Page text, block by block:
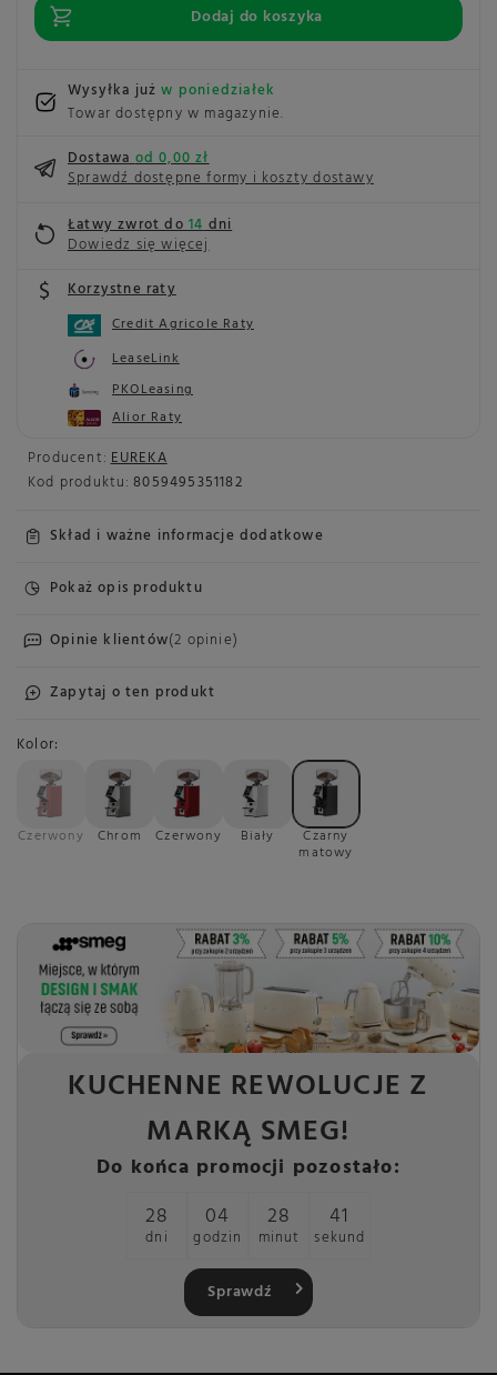
Producent: EUREKA
Kod produktu: 8059495351182
Skład i ważne informacje dodatkowe
Pokaż opis produktu
Opinie klientów(2 opinie)
Zapytaj o ten produkt
Kolor
Czerwony Chrom Czerwony Biały Czarny
matowy
Dodaj do koszyka
Wysyłka jużw poniedziałek
Towar dostępny w magazynie
Dostawaod 0,00 zł
Sprawdź dostępne formy i koszty dostawy
Łatwy zwrot do14dni
Dowiedz się więcej
Korzystne raty
Credit Agricole Raty
LeaseLink
PKOLeasing
Alior Raty
KUCHENNE REWOLUCJE Z
MARKĄ SMEG!
Do końca promocji pozostało:
28
dni
04
godzin
28
minut
40
sekund
Sprawdź